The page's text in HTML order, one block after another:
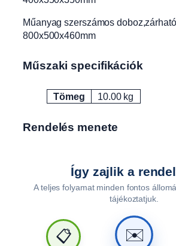
5
0
3
5
,
Műanyag szerszámos
800x500x460mm
Műszaki specifikációk
Attribútumok Érték
Tömeg 10.00 kg
Rendelés menete
Így zajlik a
A teljes folyamat minden fontos
tájékoztatjuk.
📋 ✉️